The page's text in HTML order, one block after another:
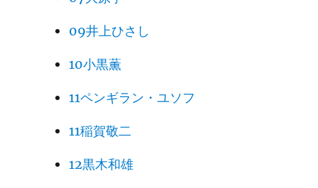
09井上ひさし
10小黒薫
11ペンギラン・ユソフ
11稲賀敬二
12黒木和雄